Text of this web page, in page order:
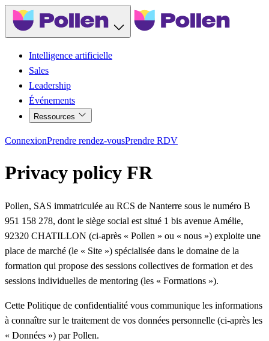
Intelligence artificielle
Sales
Leadership
Événements
Ressources
ConnexionPrendre rendez-vousPrendre RDV
Privacy policy FR
Pollen, SAS immatriculée au RCS de Nanterre sous le numéro B
951 158 278, dont le siège social est situé 1 bis avenue Amélie,
92320 CHATILLON (ci-après « Pollen » ou « nous ») exploite une
place de marché (le « Site ») spécialisée dans le domaine de la
formation qui propose des sessions collectives de formation et des
sessions individuelles de mentoring (les « Formations »).
Cette Politique de confidentialité vous communique les informations
à connaître sur le traitement de vos données personnelle (ci-après les
« Données ») par Pollen.